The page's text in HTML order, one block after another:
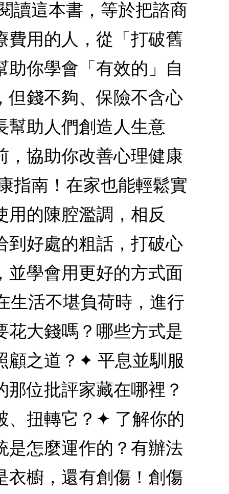
讀這本書，等於把諮商
費用的人，從「打破舊
你學會「有效的」自
但錢不夠、保險不含心
助人們創造人生意
，協助你改善心理健康
指南！在家也能輕鬆實
的陳腔濫調，相反
到好處的粗話，打破心
並學會用更好的方式面
生活不堪負荷時，進行
花大錢嗎？哪些方式是
顧之道？✦ 平息並馴服
位批評家藏在哪裡？
、扭轉它？✦ 了解你的
是怎麼運作的？有辦法
衣櫥，還有創傷！創傷